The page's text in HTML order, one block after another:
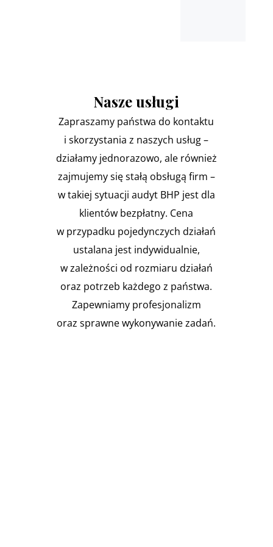
Nasze usługi
Zapraszamy państwa do kontaktu
i skorzystania z naszych usług –
działamy jednorazowo, ale również
zajmujemy się stałą obsługą firm –
w takiej sytuacji audyt BHP jest dla
klientów bezpłatny. Cena
w przypadku pojedynczych działań
ustalana jest indywidualnie,
w zależności od rozmiaru działań
oraz potrzeb każdego z państwa.
Zapewniamy profesjonalizm
oraz sprawne wykonywanie zadań.